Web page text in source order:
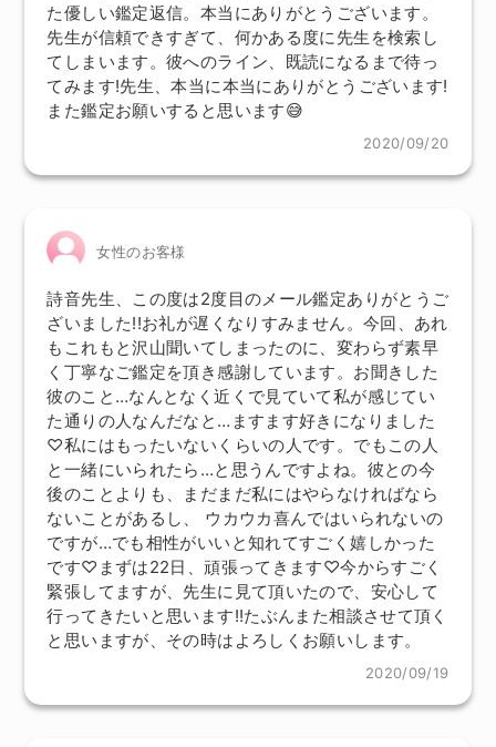
た優しい鑑定返信。本当にありがとうございます。
先生が信頼できすぎて、何かある度に先生を検索し
てしまいます。彼へのライン、既読になるまで待っ
てみます!先生、本当に本当にありがとうございます!
また鑑定お願いすると思います😅
2020/09/20
女性のお客様
詩音先生、この度は2度目のメール鑑定ありがとうご
ざいました!!お礼が遅くなりすみません。今回、あれ
もこれもと沢山聞いてしまったのに、変わらず素早
く丁寧なご鑑定を頂き感謝しています。お聞きした
彼のこと…なんとなく近くで見ていて私が感じてい
た通りの人なんだなと…ますます好きになりました
♡私にはもったいないくらいの人です。でもこの人
と一緒にいられたら…と思うんですよね。彼との今
後のことよりも、まだまだ私にはやらなければなら
ないことがあるし、 ウカウカ喜んではいられないの
ですが…でも相性がいいと知れてすごく嬉しかった
です♡まずは22日、頑張ってきます♡今からすごく
緊張してますが、先生に見て頂いたので、安心して
行ってきたいと思います!!たぶんまた相談させて頂く
と思いますが、その時はよろしくお願いします。
2020/09/19